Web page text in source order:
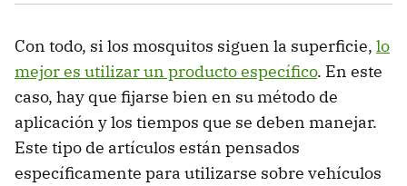
Con todo, si los mosquitos siguen la superficie, lo
mejor es utilizar un producto específico. En este
caso, hay que fijarse bien en su método de
aplicación y los tiempos que se deben manejar.
Este tipo de artículos están pensados
específicamente para utilizarse sobre vehículos